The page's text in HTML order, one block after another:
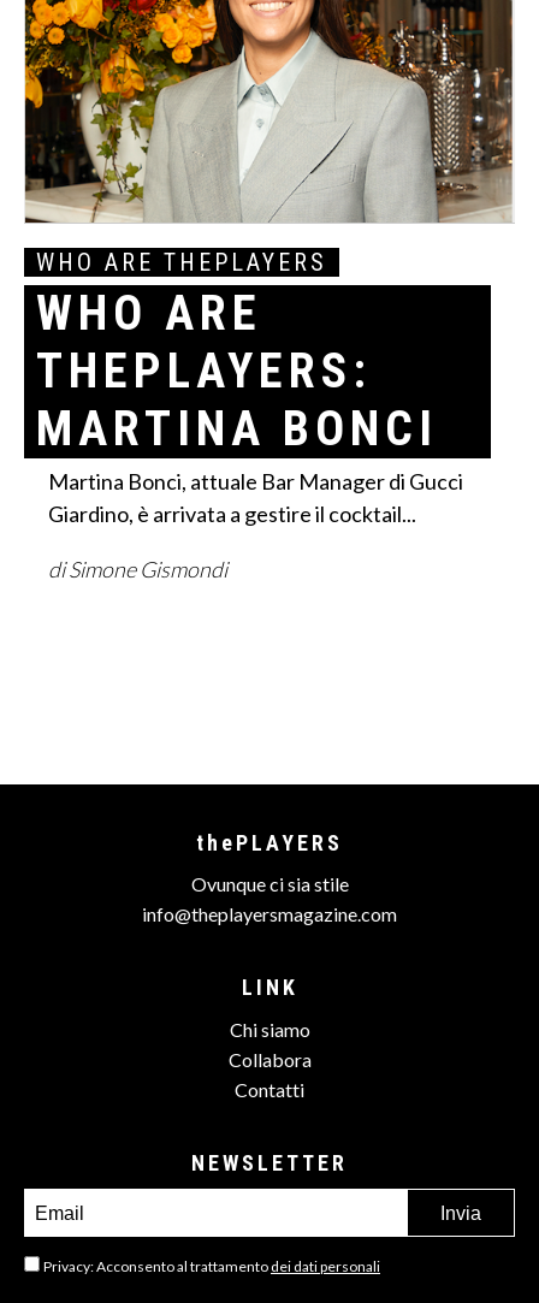
WHO ARE THEPLAYERS
WHO ARE
THEPLAYERS:
MARTINA BONCI
Martina Bonci, attuale Bar Manager di Gucci
Giardino, è arrivata a gestire il cocktail...
di Simone Gismondi
thePLAYERS
Ovunque ci sia stile
info@theplayersmagazine.com
LINK
Chi siamo
Collabora
Contatti
NEWSLETTER
Privacy: Acconsento al trattamento dei dati personali